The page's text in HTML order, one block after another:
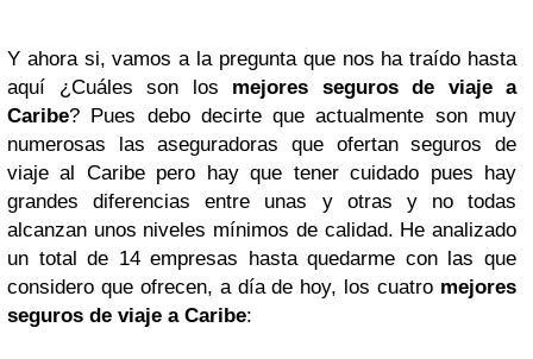
Y ahora si, vamos a la pregunta que nos ha traído hasta
aquí ¿Cuáles son los mejores seguros de viaje a
Caribe? Pues debo decirte que actualmente son muy
numerosas las aseguradoras que ofertan seguros de
viaje al Caribe pero hay que tener cuidado pues hay
grandes diferencias entre unas y otras y no todas
alcanzan unos niveles mínimos de calidad. He analizado
un total de 14 empresas hasta quedarme con las que
considero que ofrecen, a día de hoy, los cuatro mejores
seguros de viaje a Caribe: